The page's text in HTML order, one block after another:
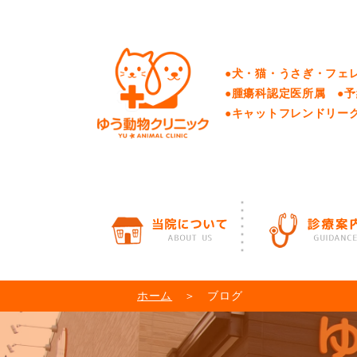
●犬・猫・うさぎ・フェ
●腫瘍科認定医所属 ●予
●キャットフレンドリ
ホーム ＞ ブログ